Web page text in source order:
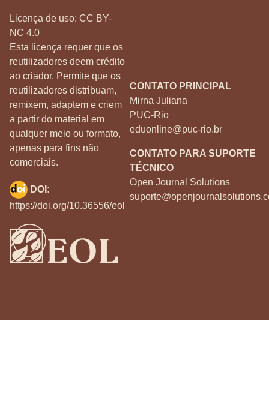
Licença de uso: CC BY-
NC 4.0
Esta licença requer que os
reutilizadores deem crédito
ao criador. Permite que os
reutilizadores distribuam,
remixem, adaptem e criem
a partir do material em
qualquer meio ou formato,
apenas para fins não
comerciais.
CONTATO PRINCIPAL
Mirna Juliana
PUC-Rio
eduonline@puc-rio.br
CONTATO PARA SUPORTE
TÉCNICO
Open Journal Solutions
DOI:
https://doi.org/10.36556/eol